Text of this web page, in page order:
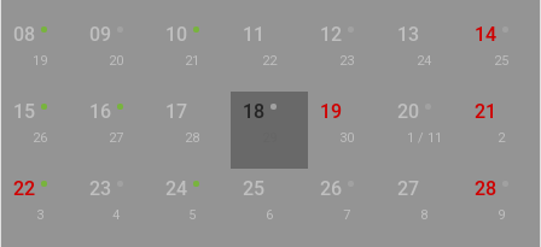
08
19
09
20
10
21
11
22
12
23
13
24
14
25
15
26
16
27
17
28
18 19
30
20
1 / 11
21
2
22
3
23
4
24
5
25
6
26
7
27
8
28
9